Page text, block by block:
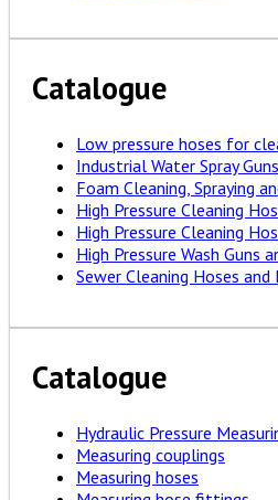
Catalogue
Low pressure hoses for
Industrial Water Spray Guns
Foam Cleaning, Spraying
High Pressure Cleaning
High Pressure Cleaning
High Pressure Wash Guns
Sewer Cleaning Hoses
Catalogue
Hydraulic Pressure
Measuring couplings
Measuring hoses